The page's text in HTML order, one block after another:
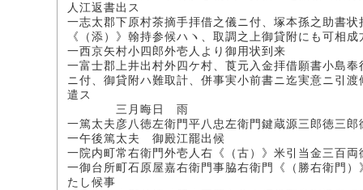
人江返書出ス
一志太郡下原村茶摘手拝借之儀ニ付、塚本孫之助書
《（添）》翰持参候ハヽ、取調之上御貸附にも可相
一西京矢村小四郎外壱人より御用状到来
一富士郡上井出村外四ケ村、莨元入金拝借願書小島
ニ付、御貸附ハ難取計、併事実小前書ニ迄実意ニ引
遣ス
三月晦日 雨
一篤太夫彦八徳左衛門平八忠左衛門鍵蔵源三郎徳三郎
一午後篤太夫 御殿江罷出候
一院内町常右衛門外壱人右《（古）》米引当金三百
一御台所町石原屋嘉右衛門事脇右衛門《（勝右衛門
たし候事